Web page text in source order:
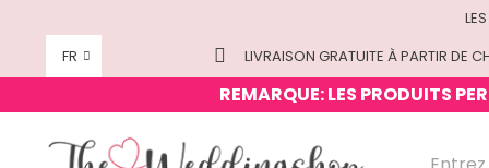
FR
LIVRAISON GRATUITE À PARTIR DE
REMARQUE: LES PRODUITS